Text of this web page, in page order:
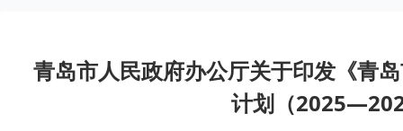
青岛市人民政府办公厅关于印发《青
计划（